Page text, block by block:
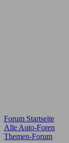
Forum Startseite
Alle Auto-Foren
Themen-Forum